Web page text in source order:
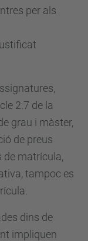
per als
2.7 de la
grau i màster,
de preus
de matrícula,
tampoc es
dins de
impliquen